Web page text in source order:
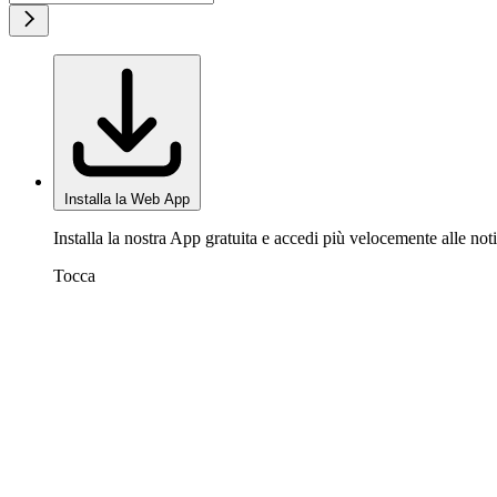
Installa la Web App
Installa la nostra App gratuita e accedi più velocemente alle
Tocca